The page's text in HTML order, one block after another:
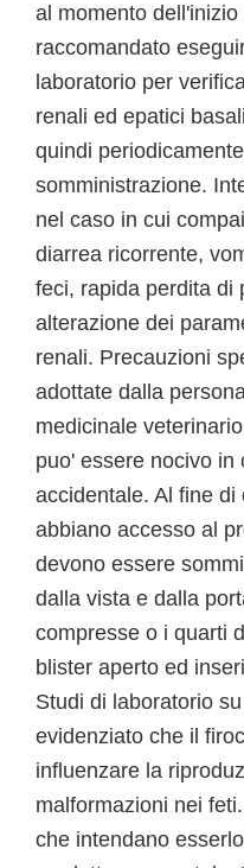
al momento
raccomandato
laboratorio per
renali ed epatici
quindi
somministrazione.
nel caso in cui
diarrea ricorrente,
feci, rapida perdita di
alterazione dei
renali. Precauzioni
adottate dalla
medicinale
puo' essere nocivo in
accidentale. Al fine
abbiano accesso al
devono essere
dalla vista e dalla
compresse o i quarti
blister aperto ed
Studi di laboratorio
evidenziato che il
influenzare la
malformazioni nei
che intendano